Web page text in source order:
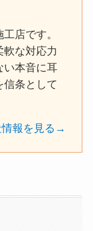
店です。
軟な対応力
い本音に耳
信条として
情報を見る→